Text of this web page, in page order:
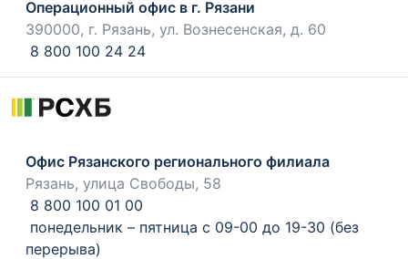
Операционный офис в г. Рязани
390000, г. Рязань, ул. Вознесенская, д. 60
8 800 100 24 24
Офис Рязанского регионального филиала
Рязань, улица Свободы, 58
8 800 100 01 00
понедельник – пятница с 09-00 до 19-30 (без
перерыва)